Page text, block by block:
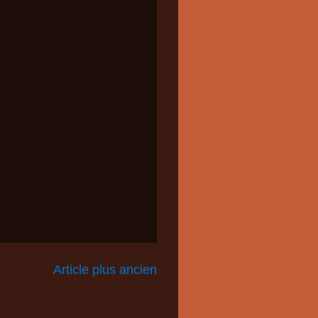
Article plus ancien